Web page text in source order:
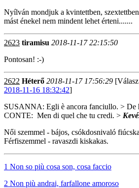
Nyílván mondjuk a kvintettben,
mást énekel nem mindent lehet érteni.......
2623 tiramisu 2018-11-17 22:15:50
Pontosan! :-)
2622 Héterő 2018-11-17 17:56:29
2018-11-16 18:32:42]
SUSANNA: Egli è ancora fanciullo. > De
CONTE: Men di quel che tu credi. >
Női szemmel - bájos, csókdosnivaló
Férfiszemmel - ravaszdi kiskakas.
1 Non so più cosa son, cosa faccio
2 Non più andrai, farfallone amoroso